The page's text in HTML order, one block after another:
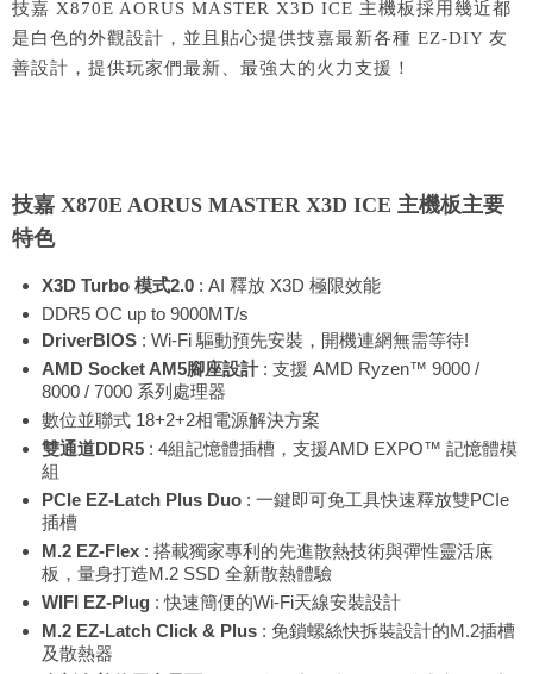
技嘉 X870E AORUS MASTER X3D ICE 主機板採用幾近都
是白色的外觀設計，並且貼心提供技嘉最新各種 EZ-DIY 友
善設計，提供玩家們最新、最強大的火力支援！
技嘉 X870E AORUS MASTER X3D ICE 主機板主要
特色
X3D Turbo 模式2.0 : AI 釋放 X3D 極限效能
DDR5 OC up to 9000MT/s
DriverBIOS : Wi-Fi 驅動預先安裝，開機連網無需等待!
AMD Socket AM5腳座設計 : 支援 AMD Ryzen™ 9000 /
8000 / 7000 系列處理器
數位並聯式 18+2+2相電源解決方案
雙通道DDR5 : 4組記憶體插槽，支援AMD EXPO™ 記憶體模
組
PCIe EZ-Latch Plus Duo : 一鍵即可免工具快速釋放雙PCIe
插槽
M.2 EZ-Flex : 搭載獨家專利的先進散熱技術與彈性靈活底
板，量身打造M.2 SSD 全新散熱體驗
WIFI EZ-Plug : 快速簡便的Wi-Fi天線安裝設計
M.2 EZ-Latch Click & Plus : 免鎖螺絲快拆裝設計的M.2插槽
及散熱器